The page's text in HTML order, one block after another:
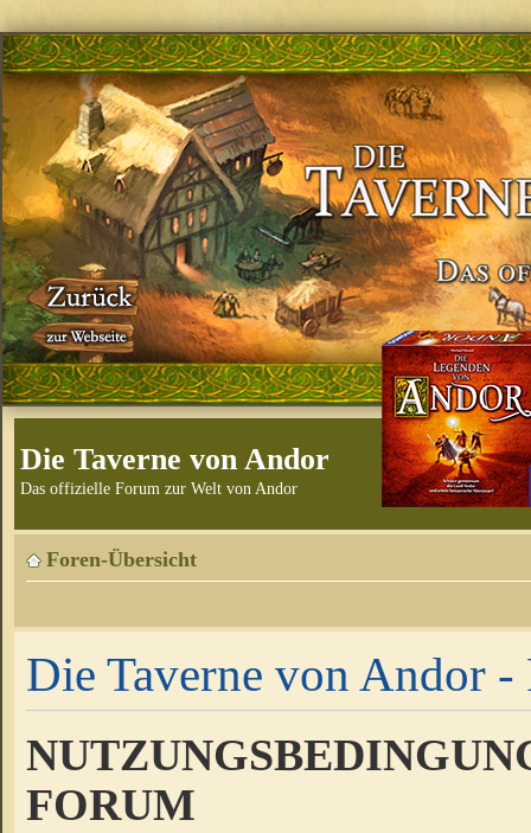
Die Taverne von Andor
Das offizielle Forum zur Welt von Andor
Foren-Übersicht
Die Taverne von Andor -
FORUM